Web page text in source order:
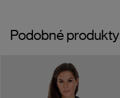
Podobné produkty